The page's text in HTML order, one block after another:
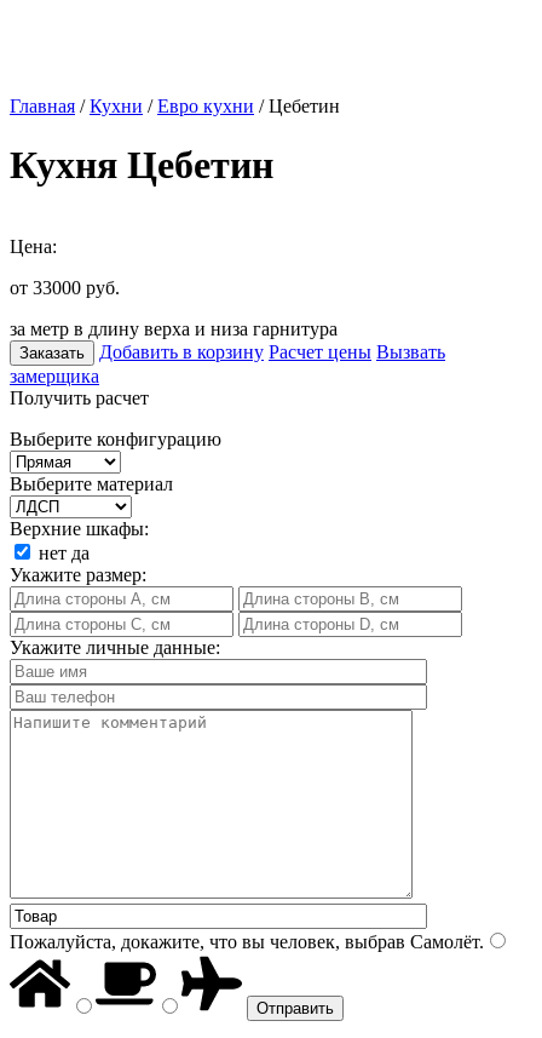
Главная /Кухни /Евро кухни / Цебетин
Кухня Цебетин
Цена:
от 33000 руб.
за метр в длину верха и низа гарнитура
Заказать Добавить в корзину Расчет цены Вызвать
замерщика
Получить расчет
Выберите конфигурацию
Выберите материал
Верхние шкафы:
нет да
Укажите размер:
Укажите личные данные:
Пожалуйста, докажите, что вы человек, выбрав Самолёт.